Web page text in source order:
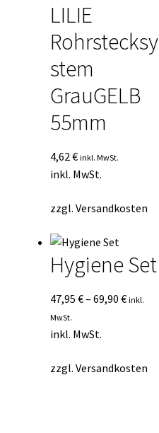
LILIE
Rohrstecksy
stem
GrauGELB
55mm
4,62€ inkl. MwSt.
inkl. MwSt.
zzgl. Versandkosten
Hygiene Set
47,95 €– 69,90 € inkl.
MwSt.
inkl. MwSt.
zzgl. Versandkosten